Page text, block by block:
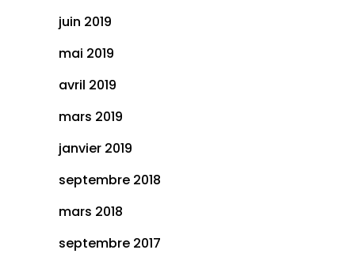
juin 2019
mai 2019
avril 2019
mars 2019
janvier 2019
septembre 2018
mars 2018
septembre 2017